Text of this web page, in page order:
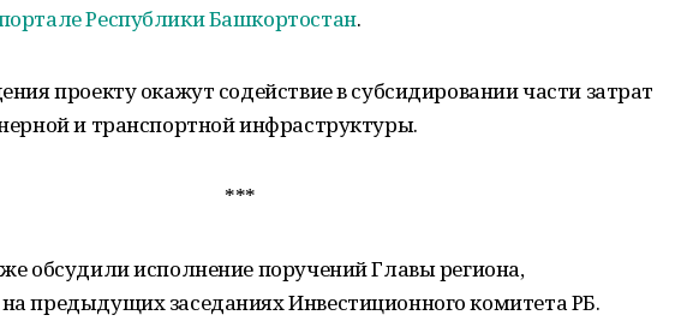
Республики Башкортостан.
проекту окажут содействие в субсидировании части затрат
и транспортной инфраструктуры.
***
обсудили исполнение поручений Главы региона,
предыдущих заседаниях Инвестиционного комитета РБ.